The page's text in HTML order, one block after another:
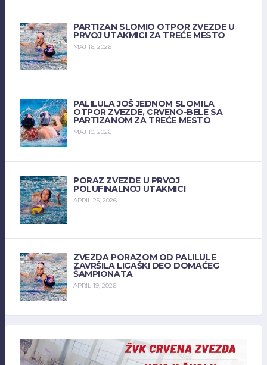
PARTIZAN SLOMIO OTPOR ZVEZDE U
PRVOJ UTAKMICI ZA TREĆE MESTO
MAJ 16, 2026
PALILULA JOŠ JEDNOM SLOMILA
OTPOR ZVEZDE, CRVENO-BELE SA
PARTIZANOM ZA TREĆE MESTO
MAJ 10, 2026
PORAZ ZVEZDE U PRVOJ
POLUFINALNOJ UTAKMICI
APRIL 25, 2026
ZVEZDA PORAZOM OD PALILULE
ZAVRŠILA LIGAŠKI DEO DOMAĆEG
ŠAMPIONATA
APRIL 19, 2026